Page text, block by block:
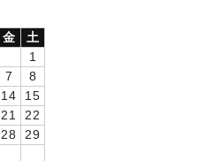
金
土
1
7
8
14
15
21
22
28
29